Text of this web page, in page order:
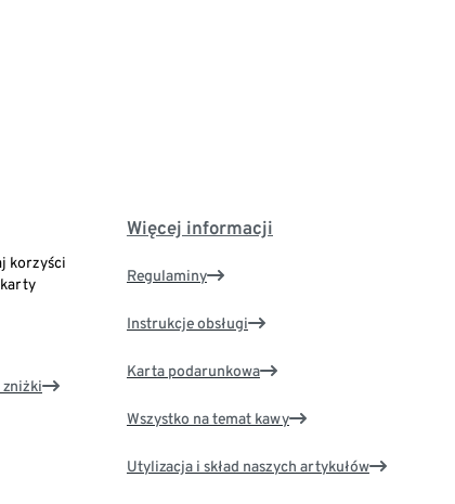
korzyści
Więcej informacji
Regulaminy
Instrukcje obsługi
Karta podarunkowa
Wszystko na temat kawy
Utylizacja i skład naszych artykułów